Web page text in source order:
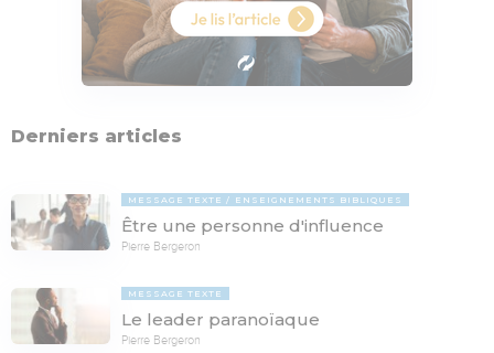
Derniers articles
MESSAGE TEXTE ENSEIGNEMENTS BIBLIQUES
Être une personne d'influence
Pierre Bergeron
MESSAGE TEXTE
Le leader paranoïaque
Pierre Bergeron